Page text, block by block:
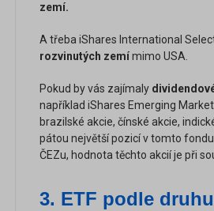
zemí.
A třeba iShares International
rozvinutých zemímimo USA.
Pokud by vás zajímaly
například iShares Emerging
brazilské akcie, čínské akcie,
pátou největší pozicí v tomto
ČEZu, hodnota těchto akcií je při
3. ETF podle